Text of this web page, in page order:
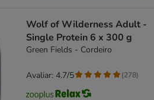
Wolf of Wilderness Adult -
Single Protein 6 x 300 g
Green Fields - Cordeiro
Avaliar: 4.7/5 (278)